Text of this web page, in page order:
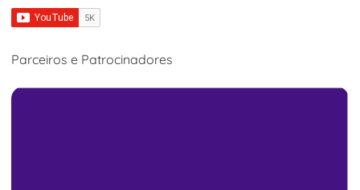
Parceiros e Patrocinadores